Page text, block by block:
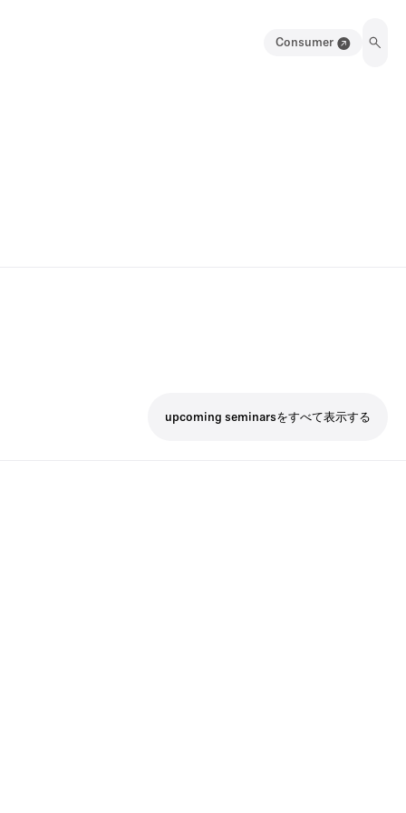
Consumer
upcoming seminarsをすべて表示する